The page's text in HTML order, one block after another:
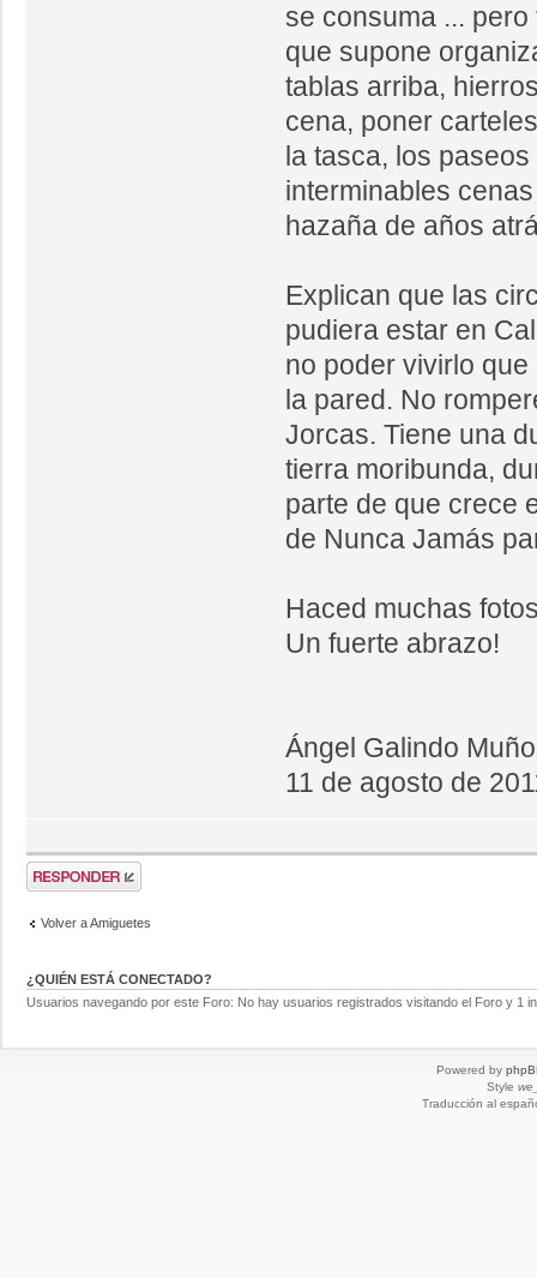
se consuma ...
que supone
tablas arriba,
cena, poner
la tasca, los
interminables
hazaña de años
Explican que las
pudiera estar en
no poder vivirlo
la pared. No
Jorcas. Tiene una
tierra moribunda,
parte de que crece
de Nunca Jamás
Haced muchas
Un fuerte abrazo!
Ángel Galindo
11 de agosto de
Volver a Amiguetes
¿QUIÉN ESTÁ CONECTADO?
Usuarios navegando por este Foro: No hay usuarios registrados visitando el Foro y 1
Powered by
Style
Traducción al